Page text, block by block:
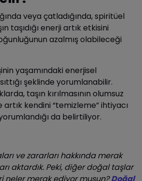
veya çatladığında, spiritüel
taşıdığı enerji artık etkisini
azalmış olabileceği
yaşamındaki enerjisel
şeklinde yorumlanabilir.
taşın kırılmasının olumsuz
kendini “temizleme” ihtiyacı
da belirtiliyor.
ve zararları hakkında merak
aktardık. Peki, diğer doğal taşlar